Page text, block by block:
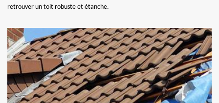
retrouver un toit robuste et étanche.